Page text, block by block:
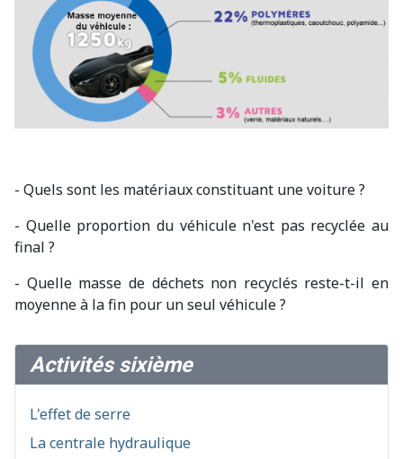
Activités sixième
L'effet de serre
La centrale hydraulique
- Quels sont les matériaux constituant une voiture ?
- Quelle proportion du véhicule n'est pas recyclée au
final ?
- Quelle masse de déchets non recyclés reste-t-il en
moyenne à la fin pour un seul véhicule ?